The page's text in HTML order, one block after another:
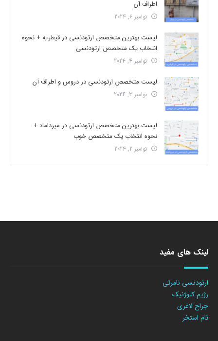
اطراف آن
نوامبر 6, 2024
لیست بهترین متخصص ارتودنسی در قیطریه + نحوه
انتخاب یک متخصص ارتودنسی
نوامبر 4, 2024
لیست متخصص ارتودنسی در دروس و اطراف آن
نوامبر 3, 2024
لیست بهترین متخصص ارتودنسی در میرداماد +
نحوه انتخاب یک متخصص خوب
نوامبر 2, 2024
لینک های مفید
ارتودنسی نامرئی
رژیم کتوژنیک
جراح لاغری
تام استخر